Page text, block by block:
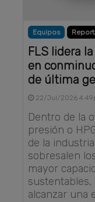
Equipos
FLS lidera
en
de última
22/Jul/2026
Dentro de la
presión o
de la
sobresalen
mayor
sustentables,
alcanzar una